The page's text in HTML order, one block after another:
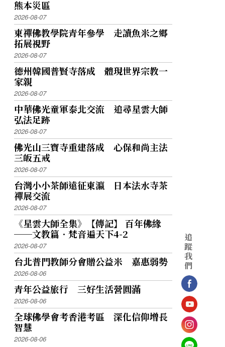
熊本災區
2026-08-07
東禪佛教學院青年參學 走讀魚米之鄉
拓展視野
2026-08-07
德州韓國普賢寺落成 體現世界宗教一
家親
2026-08-07
中華佛光童軍泰北交流 追尋星雲大師
弘法足跡
2026-08-07
佛光山三寶寺重建落成 心保和尚主法
三皈五戒
2026-08-07
台灣小小茶師遠征東瀛 日本法水寺茶
禪展交流
2026-08-07
《星雲大師全集》【傳記】 百年佛緣
──文教篇．梵音遍天下4-2
2026-08-07
台北普門教師分會贈公益米 嘉惠弱勢
2026-08-06
青年公益旅行 三好生活營圓滿
2026-08-06
全球佛學會考香港考區 深化信仰增長
智慧
2026-08-06
追
蹤
我
們